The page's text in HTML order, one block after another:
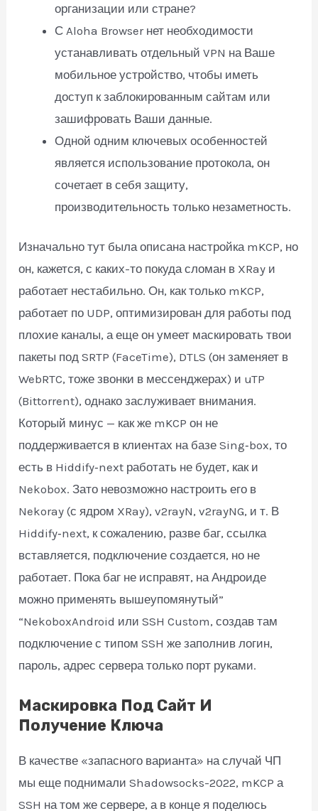
организации или стране?
С Aloha Browser нет необходимости
устанавливать отдельный VPN на Ваше
мобильное устройство, чтобы иметь
доступ к заблокированным сайтам или
зашифровать Ваши данные.
Одной одним ключевых особенностей
является использование протокола, он
сочетает в себя защиту,
производительность только незаметность.
Изначально тут была описана настройка mKCP, но
он, кажется, с каких-то покуда сломан в XRay и
работает нестабильно. Он, как только mKCP,
работает по UDP, оптимизирован для работы под
плохие каналы, а еще он умеет маскировать твои
пакеты под SRTP (FaceTime), DTLS (он заменяет в
WebRTC, тоже звонки в мессенджерах) и uTP
(Bittorrent), однако заслуживает внимания.
Который минус — как же mKCP он не
поддерживается в клиентах на базе Sing‑box, то
есть в Hiddify‑next работать не будет, как и
Nekobox. Зато невозможно настроить его в
Nekoray (с ядром XRay), v2rayN, v2rayNG, и т. В
Hiddify‑next, к сожалению, разве баг, ссылка
вставляется, подключение создается, но не
работает. Пока баг не исправят, на Андроиде
можно применять вышеупомянутый”
“NekoboxAndroid или SSH Custom, создав там
подключение с типом SSH же заполнив логин,
пароль, адрес сервера только порт руками.
Маскировка Под Сайт И
Получение Ключа
В качестве «запасного варианта» на случай ЧП
мы еще поднимали Shadowsocks-2022, mKCP а
SSH на том же сервере, а в конце я поделюсь